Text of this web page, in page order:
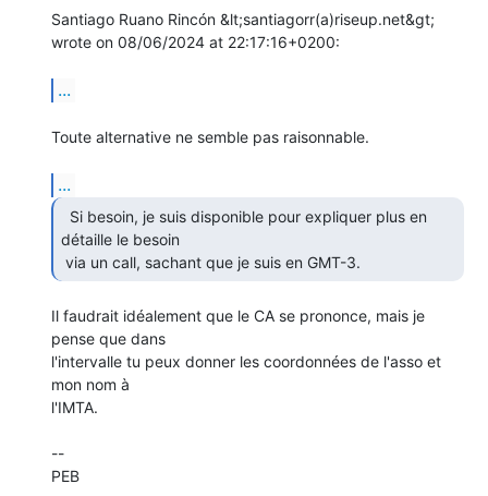
Santiago Ruano Rincón &lt;santiagorr(a)riseup.net&gt;
wrote on 08/06/2024 at 22:17:16+0200:
...
Toute alternative ne semble pas raisonnable.
...
détaille le besoin
via un call, sachant que je suis en GMT-3.
Il faudrait idéalement que le CA se prononce, mais je
pense que dans
l'intervalle tu peux donner les coordonnées de l'asso et
mon nom à
l'IMTA.
--
PEB